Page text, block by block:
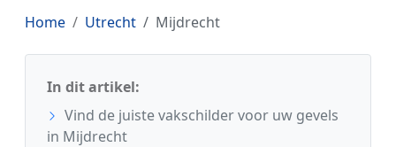
Home Utrecht Mijdrecht
In dit artikel:
Vind de juiste vakschilder voor uw gevels
in Mijdrecht